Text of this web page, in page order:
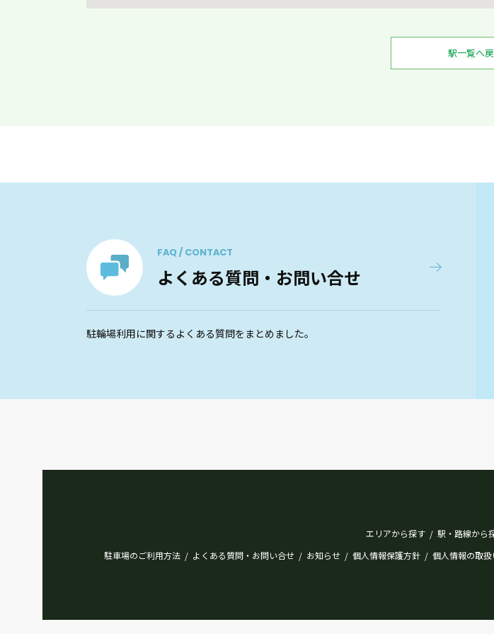
駅一覧へ
FAQ / CONTACT
よくある質問・お問い合せ
駐輪場利用に関するよくある質問をまとめました。
エリアから探す / 駅・路線から
駐車場のご利用方法 / よくある質問・お問い合せ / お知らせ / 個人情報保護方針 / 個人情報の取